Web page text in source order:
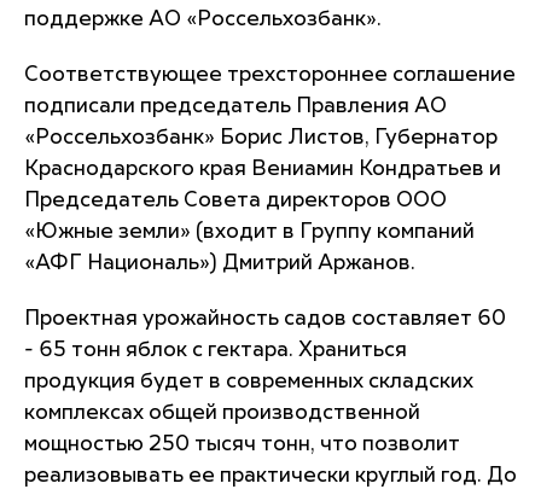
поддержке АО «Россельхозбанк».
Соответствующее трехстороннее соглашение
подписали председатель Правления АО
«Россельхозбанк» Борис Листов, Губернатор
Краснодарского края Вениамин Кондратьев и
Председатель Совета директоров ООО
«Южные земли» (входит в Группу компаний
«АФГ Националь») Дмитрий Аржанов.
Проектная урожайность садов составляет 60
- 65 тонн яблок с гектара. Храниться
продукция будет в современных складских
комплексах общей производственной
мощностью 250 тысяч тонн, что позволит
реализовывать ее практически круглый год. До